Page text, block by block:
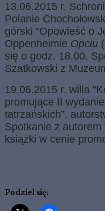
13.06.2015 r.
Polanie
górski “Opowieść o
Oppenheimie Opciu
się o godz. 18.00.
Szatkowski z
19.06.2015 r. willa
promujące II
tatrzańskich”,
Spotkanie z
książki w cenie
Podziel się: